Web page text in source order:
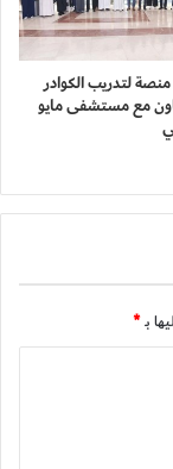
لتدريب الكوادر
مع مستشفى مايو
بـ*